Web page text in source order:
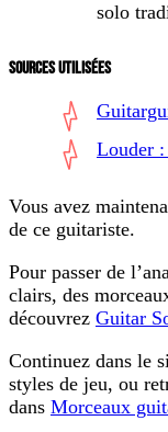
solo
SOURCES UTILISÉES
Louder
Vous avez
de ce guitariste.
Pour passer de
clairs, des
découvrez Guitar
Continuez dans le
styles de jeu, ou
dans Morceaux